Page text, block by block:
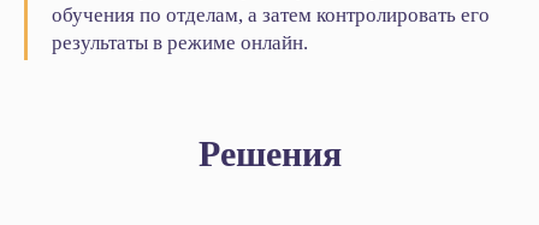
обучения по отделам, а затем контролировать его
результаты в режиме онлайн.
Решения